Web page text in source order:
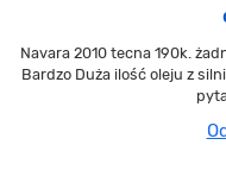
Navara 2010 tecna 190k.
Bardzo Duża ilość oleju z